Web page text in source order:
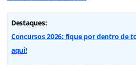
Destaques:
Concursos 2026: fique por dentro de
aqui!